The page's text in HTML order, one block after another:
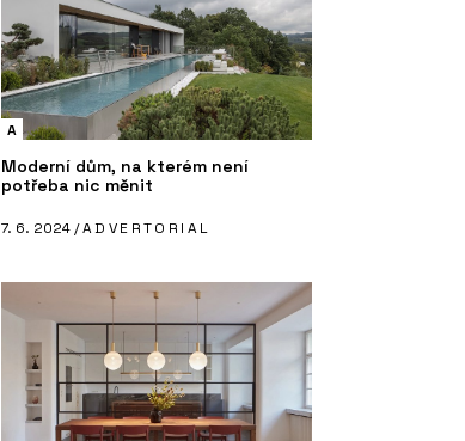
A
Moderní dům, na kterém není
potřeba nic měnit
7. 6. 2024 /ADVERTORIAL